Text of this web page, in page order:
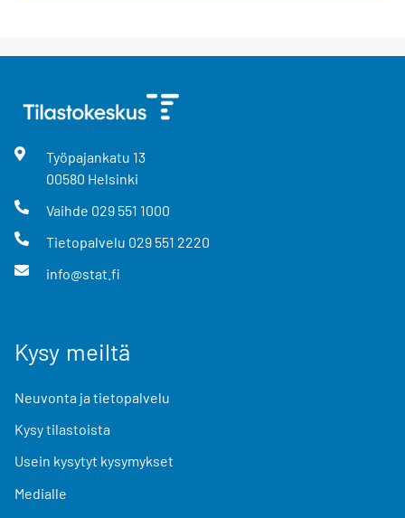
Työpajankatu 13
00580 Helsinki
Vaihde 029 551 1000
Tietopalvelu 029 551 2220
info@stat.fi
Kysy meiltä
Neuvonta ja tietopalvelu
Kysy tilastoista
Usein kysytyt kysymykset
Medialle